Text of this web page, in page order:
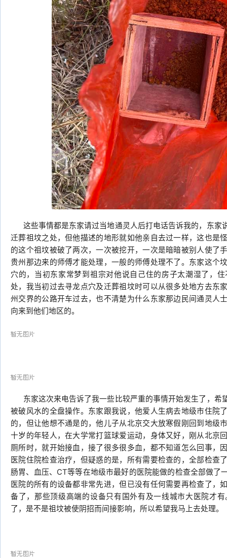
这些事情都是东家请过当地通灵人后打电话告诉我的，东家
迁葬祖坟之处，但他描述的地形就如他亲自去过一样，这也是
的这个祖坟被破了两次，一次被挖开，一次是暗暗被别人使了
贵州那边来的师傅才能处理，一般的师傅处理不了。东家这个
穴的，当初东家常梦到祖宗对他说自己住的房子太潮湿了，
处，我当初过去寻龙点穴及迁葬祖坟时可以从很多处地方去东
州交界的公路开车过去，也不清楚为什么东家那边民间通灵人
向来到他们地区的。
东家这次来电告诉了我一些比较严重的事情开始发生了，希
被破风水的全盘操作。东家跟我说，他爱人生病去地级市住院
的，但让他想不通是的，他儿子从北京交大放寒假刚回到地级
十岁的年轻人，在大学常打篮球爱运动，身体又好，刚从北京
厕所时，就开始接血，接了很多很多血，都不知道怎么回事，
医院住院检查治疗，但疑惑的是，所有需要检查的，全部检查
肠胃、血压、CT等等在地级市最好的医院能做的检查全部做了
医院的所有的设备都非常先进，但已没有任何需要再检查了，
备了，那些顶级高端的设备只有国外有及一线城市大医院才
了，是不是祖坟被使阴招而间接影响，所以希望我马上去处理。